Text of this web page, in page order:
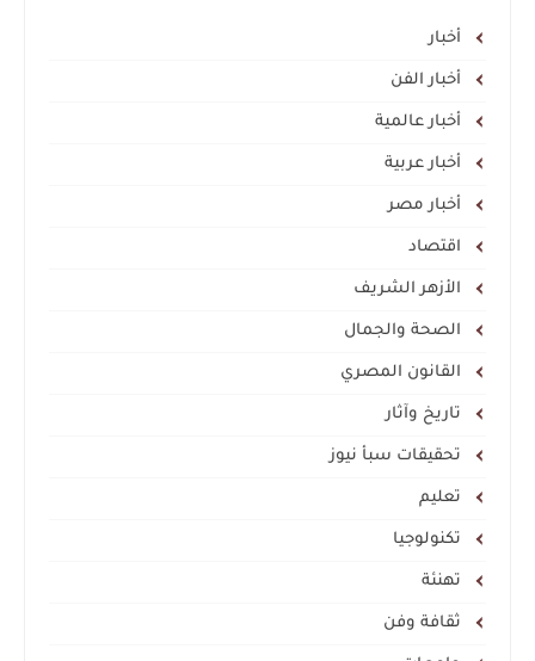
أخبار
أخبار الفن
أخبار عالمية
أخبار عربية
أخبار مصر
اقتصاد
الأزهر الشريف
الصحة والجمال
القانون المصري
تاريخ وآثار
تحقيقات سبأ نيوز
تعليم
تكنولوجيا
تهنئة
ثقافة وفن